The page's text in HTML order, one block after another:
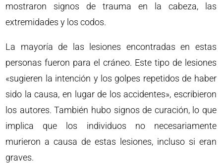
mostraron signos de trauma en la cabeza, las
extremidades y los codos.
La mayoría de las lesiones encontradas en estas
personas fueron para el cráneo. Este tipo de lesiones
«sugieren la intención y los golpes repetidos de haber
sido la causa, en lugar de los accidentes», escribieron
los autores. También hubo signos de curación, lo que
implica que los individuos no necesariamente
murieron a causa de estas lesiones, incluso si eran
graves.